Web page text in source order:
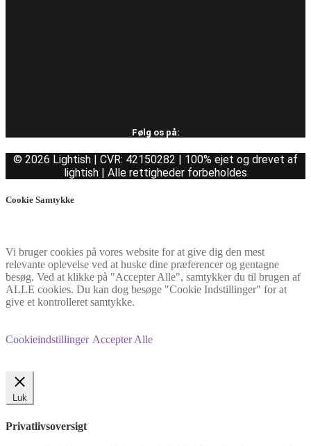
Følg os på:
© 2026 Lightish | CVR: 42150282 | 100% ejet og drevet af
lightish | Alle rettigheder forbeholdes
Cookie Samtykke
Vi bruger cookies på vores website for at give dig den mest
relevante oplevelse ved at huske dine præferencer og gentagne
besøg. Ved at klikke på "Accepter Alle", samtykker du til brugen af
ALLE cookies. Du kan dog besøge "Cookie Indstillinger" for at
give et kontrolleret samtykke.
Cookieindstillinger Accepter Alle
Luk
Privatlivsoversigt